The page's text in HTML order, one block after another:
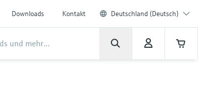
Downloads Kontakt Deutschland (Deutsch)